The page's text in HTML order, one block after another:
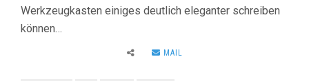
Werkzeugkasten einiges deutlich eleganter schreiben
können…
MAIL